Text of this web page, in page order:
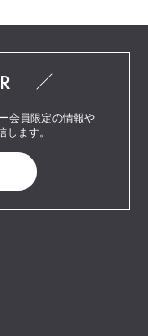
会員限定の情報や
ます。